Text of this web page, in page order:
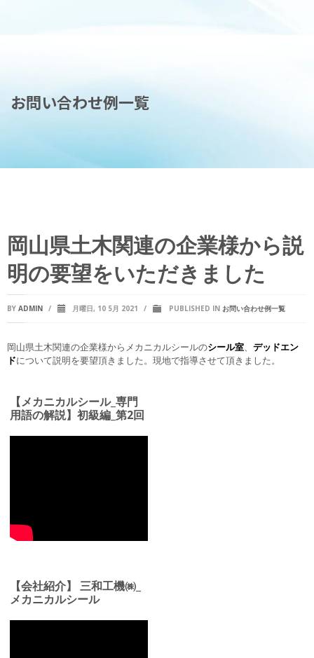
お問い合わせ例一覧
岡山県土木関連の企業様から説
明の要望をいただきました
BY ADMIN / 月曜日, 10 5月 2021 / PUBLISHED IN お問い合わせ例一覧
岡山県土木関連の企業様からメカニカルシールのシール室、 デッドエン
ドについて説明を要望頂きました。現地で指導させて頂きました。
【メカニカルシール_専門
用語の解説】初級編_第2回
【会社紹介】 三和工機㈱_
メカニカルシール